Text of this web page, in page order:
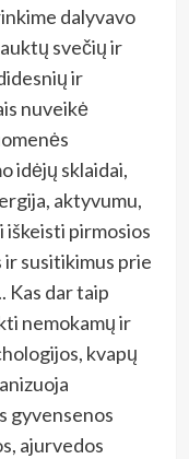
dalyvavo
svečių ir
ir
nuveikė
idėjų sklaidai,
aktyvumu,
iškeisti pirmosios
susitikimus prie
Kas dar taip
nemokamų ir
kvapų
gyvensenos
ajurvedos